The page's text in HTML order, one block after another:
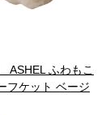
ASHEL ふわもこ
フケット ベージ